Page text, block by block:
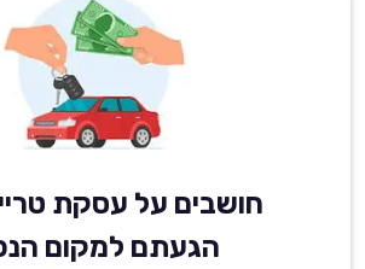
חושבים על עסקת
הגעתם למקום